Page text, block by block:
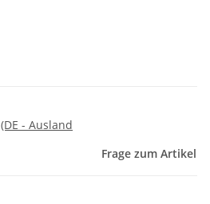
(DE - Ausland
Frage zum Artikel